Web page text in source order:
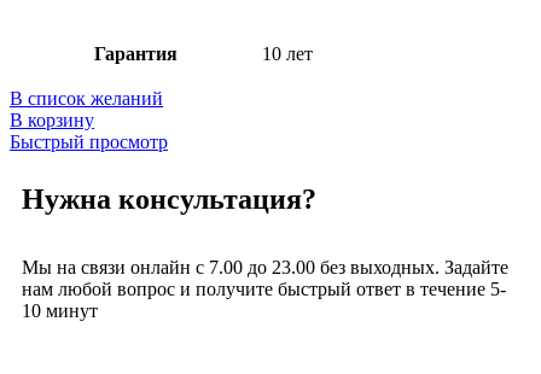
Гарантия 10 лет
В список желаний
В корзину
Быстрый просмотр
Нужна консультация?
Мы на связи онлайн с 7.00 до 23.00 без выходных. Задайте
нам любой вопрос и получите быстрый ответ в течение 5-
10 минут